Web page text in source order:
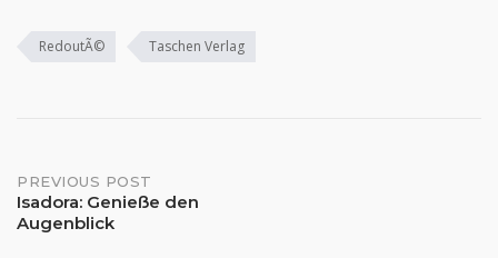
RedoutÃ© Taschen Verlag
Post
navigation
PREVIOUS POST
Isadora: Genieße den
Augenblick